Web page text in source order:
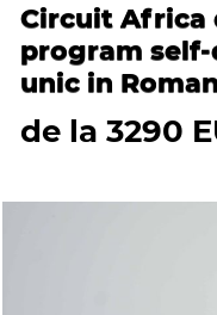
Circuit Africa
program
unic in
de la 3290